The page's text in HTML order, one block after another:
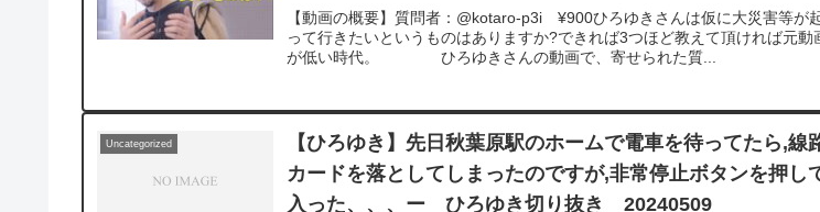
【動画の概要】質問者：@kotaro-p3i ¥900ひろゆきさんは仮に大災害等が
って行きたいというものはありますか?できれば3つほど教えて頂ければ元動
が低い時代。 ひろゆきさんの動画で、寄せられた質...
Uncategorized
【ひろゆき】先日秋葉原駅のホームで電車を待ってたら,線
カードを落としてしまったのですが,非常停止ボタンを押し
入った、、、ー ひろゆき切り抜き 20240509